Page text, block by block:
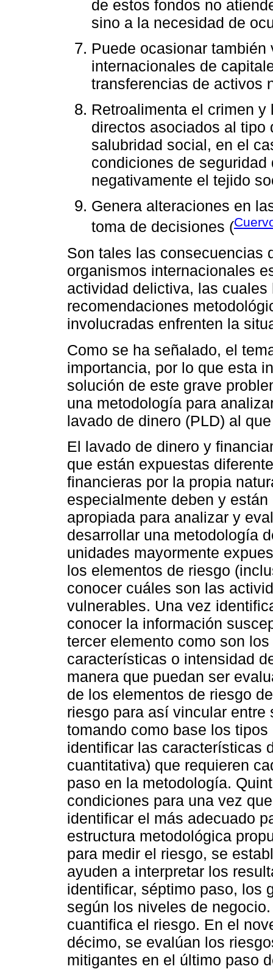
de estos fondos no
sino a la necesidad de
Puede ocasionar
internacionales de
transferencias de activos
Retroalimenta el crimen
directos asociados al
salubridad social, en el
condiciones de
negativamente el tejido
Genera alteraciones en
toma de decisiones (
Son tales las consecuencias
organismos internacionales
actividad delictiva, las
recomendaciones
involucradas enfrenten la
Como se ha señalado, el
importancia, por lo que esta
solución de este grave
una metodología para
lavado de dinero (PLD) al
El lavado de dinero y
que están expuestas
financieras por la propia
especialmente deben y
apropiada para analizar y
desarrollar una metodología
unidades mayormente
los elementos de riesgo
conocer cuáles son las
vulnerables. Una vez
conocer la información
tercer elemento como son
características o intensidad
manera que puedan ser
de los elementos de riesgo
riesgo para así vincular
tomando como base los
identificar las características
cuantitativa) que requieren
paso en la metodología.
condiciones para una vez
identificar el más adecuado
estructura metodológica
para medir el riesgo, se
ayuden a interpretar los
identificar, séptimo paso, los
según los niveles de
cuantifica el riesgo. En el
décimo, se evalúan los
mitigantes en el último paso